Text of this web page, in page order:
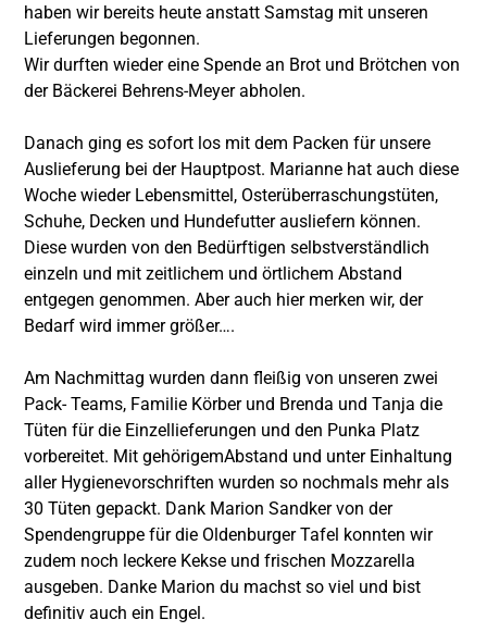
haben wir bereits heute anstatt Samstag mit unseren
Lieferungen begonnen.
Wir durften wieder eine Spende an Brot und Brötchen von
der Bäckerei Behrens-Meyer abholen.
Danach ging es sofort los mit dem Packen für unsere
Auslieferung bei der Hauptpost. Marianne hat auch diese
Woche wieder Lebensmittel, Osterüberraschungstüten,
Schuhe, Decken und Hundefutter ausliefern können.
Diese wurden von den Bedürftigen selbstverständlich
einzeln und mit zeitlichem und örtlichem Abstand
entgegen genommen. Aber auch hier merken wir, der
Bedarf wird immer größer….
Am Nachmittag wurden dann fleißig von unseren zwei
Pack- Teams, Familie Körber und Brenda und Tanja die
Tüten für die Einzellieferungen und den Punka Platz
vorbereitet. Mit gehörigemAbstand und unter Einhaltung
aller Hygienevorschriften wurden so nochmals mehr als
30 Tüten gepackt. Dank Marion Sandker von der
Spendengruppe für die Oldenburger Tafel konnten wir
zudem noch leckere Kekse und frischen Mozzarella
ausgeben. Danke Marion du machst so viel und bist
definitiv auch ein Engel.